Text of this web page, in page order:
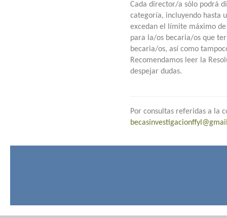
Cada director/a sólo podrá
categoría, incluyendo hasta
excedan el límite máximo
para la/os becaria/os que
becaria/os, así como
Recomendamos leer la
despejar dudas.
Por consultas referidas a la